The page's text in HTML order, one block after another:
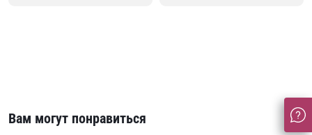
Вам могут понравиться